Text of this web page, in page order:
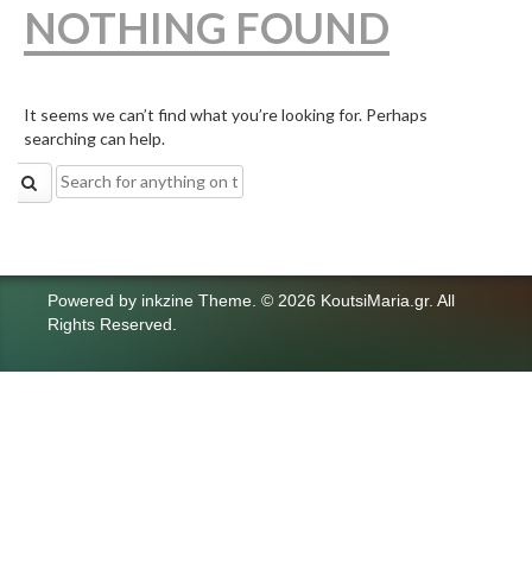
NOTHING FOUND
It seems we can’t find what you’re looking for. Perhaps
searching can help.
Search
for:
Powered by inkzine Theme © 2026 KoutsiMaria.gr. All
Rights Reserved.